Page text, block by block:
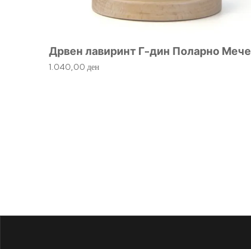
Дрвен лавиринт Г-дин Поларно Мече
1.040,00ден